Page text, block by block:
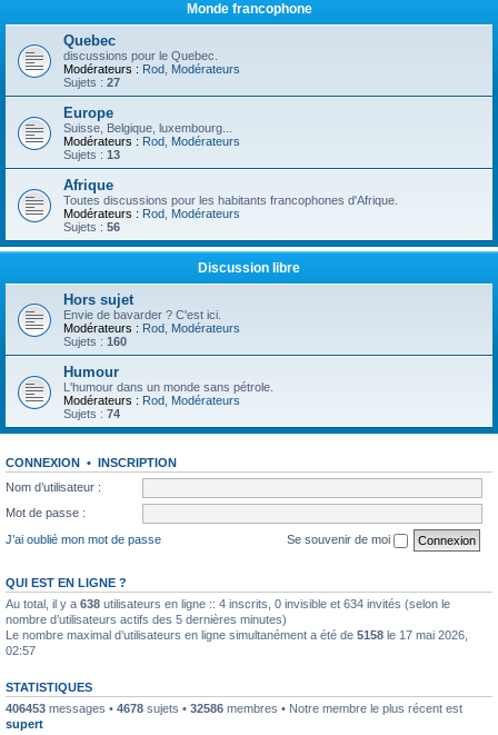
Monde francophone
Quebec
discussions pour le Quebec.
Modérateurs : Rod Modérateurs
Sujets : 27
Europe
Suisse, Belgique, luxembourg...
Modérateurs : Rod Modérateurs
Sujets : 13
Afrique
Toutes discussions pour les habitants francophones d'Afrique.
Modérateurs : Rod Modérateurs
Sujets : 56
Discussion libre
Hors sujet
Envie de bavarder ? C'est ici.
Modérateurs : Rod Modérateurs
Sujets : 160
Humour
L'humour dans un monde sans pétrole.
Modérateurs : Rod Modérateurs
Sujets : 74
CONNEXION • INSCRIPTION
Nom d’utilisateur :
Mot de passe :
J’ai oublié mon mot de passe
Se souvenir de moi
QUI EST EN LIGNE ?
Au total, il y a 638 utilisateurs en ligne :: 4 inscrits, 0 invisible et 634 invités (selon le
nombre d’utilisateurs actifs des 5 dernières minutes)
Le nombre maximal d’utilisateurs en ligne simultanément a été de 5158 le 17 mai 2026,
02:57
STATISTIQUES
406453 messages • 4678 sujets • 32586 membres • Notre membre le plus récent est
supert